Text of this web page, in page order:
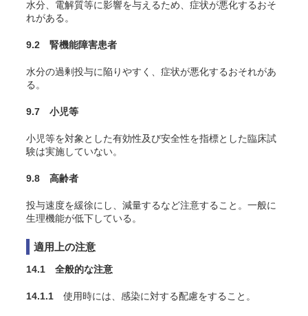
水分、電解質等に影響を与えるため、症状が悪化するおそ
れがある。
9.2 腎機能障害患者
水分の過剰投与に陥りやすく、症状が悪化するおそれがあ
る。
9.7 小児等
小児等を対象とした有効性及び安全性を指標とした臨床試
験は実施していない。
9.8 高齢者
投与速度を緩徐にし、減量するなど注意すること。一般に
生理機能が低下している。
適用上の注意
14.1 全般的な注意
14.1.1 使用時には、感染に対する配慮をすること。